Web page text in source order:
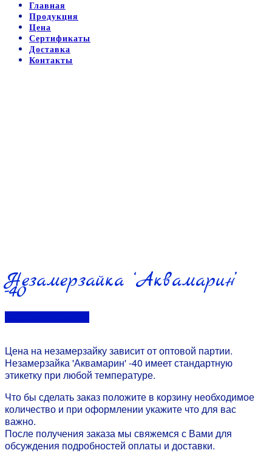
Главная
Продукция
Цена
Сертификаты
Доставка
Контакты
Незамерзайка ‘Аквамарин’
-40
Цена на незамерзайку зависит от оптовой партии.
Незамерзайка 'Аквамарин' -40 имеет стандартную
этикетку при любой температуре.
Что бы сделать заказ положите в корзину необходимое
количество и при оформлении укажите что для вас
важно.
После получения заказа мы свяжемся с Вами для
обсуждения подробностей оплаты и доставки.